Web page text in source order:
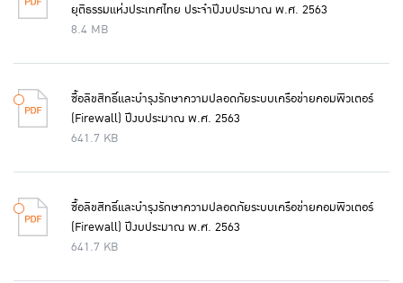
ยุติธรรมแห่งประเทศไทย ประจำปีงบประมาณ พ.ศ. 2563
8.4 MB
ซื้อลิขสิทธิ์และบำรุงรักษาความปลอดภัยระบบเครือข่ายคอมพิวเตอร์
(Firewall) ปีงบประมาณ พ.ศ. 2563
641.7 KB
ซื้อลิขสิทธิ์และบำรุงรักษาความปลอดภัยระบบเครือข่ายคอมพิวเตอร์
(Firewall) ปีงบประมาณ พ.ศ. 2563
641.7 KB